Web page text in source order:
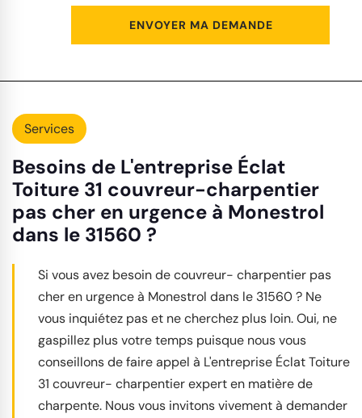
Services
Besoins de L'entreprise Éclat
Toiture 31 couvreur-charpentier
pas cher en urgence à Monestrol
dans le 31560 ?
Si vous avez besoin de couvreur- charpentier pas
cher en urgence à Monestrol dans le 31560 ? Ne
vous inquiétez pas et ne cherchez plus loin. Oui, ne
gaspillez plus votre temps puisque nous vous
conseillons de faire appel à L'entreprise Éclat Toiture
31 couvreur- charpentier expert en matière de
charpente. Nous vous invitons vivement à demander